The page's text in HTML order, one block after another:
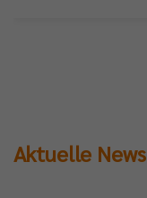
Aktuelle News